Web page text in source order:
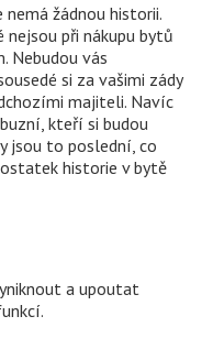
žádnou historii.
při nákupu bytů
Nebudou vás
si za vašimi zády
majiteli. Navíc
kteří si budou
jsou to poslední, co
historie v bytě
a upoutat